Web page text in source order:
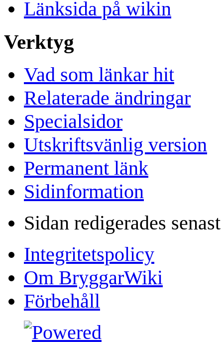
Länksida på wikin
Verktyg
Vad som länkar hit
Relaterade ändringar
Specialsidor
Utskriftsvänlig version
Permanent länk
Sidinformation
Sidan redigerades
Integritetspolicy
Om BryggarWiki
Förbehåll